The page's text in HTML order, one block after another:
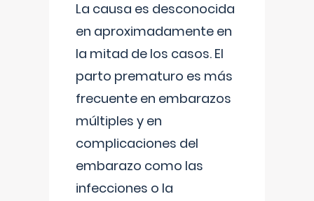
La causa es desconocida
en aproximadamente en
la mitad de los casos. El
parto prematuro es más
frecuente en embarazos
múltiples y en
complicaciones del
embarazo como las
infecciones o la